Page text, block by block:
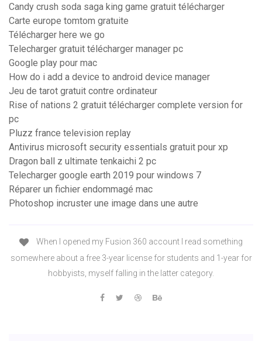
Candy crush soda saga king game gratuit télécharger
Carte europe tomtom gratuite
Télécharger here we go
Telecharger gratuit télécharger manager pc
Google play pour mac
How do i add a device to android device manager
Jeu de tarot gratuit contre ordinateur
Rise of nations 2 gratuit télécharger complete version for
pc
Pluzz france television replay
Antivirus microsoft security essentials gratuit pour xp
Dragon ball z ultimate tenkaichi 2 pc
Telecharger google earth 2019 pour windows 7
Réparer un fichier endommagé mac
Photoshop incruster une image dans une autre
When I opened my Fusion 360 account I read something
somewhere about a free 3-year license for students and 1-year for
hobbyists, myself falling in the latter category.